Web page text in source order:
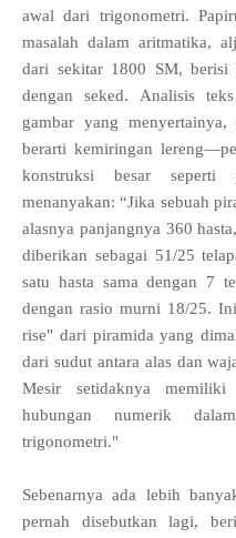
awal dari trigonometri.
masalah dalam aritmatika,
dari sekitar 1800 SM, berisi
dengan seked. Analisis
gambar yang
berarti kemiringan
konstruksi besar
menanyakan: “Jika sebuah
alasnya panjangnya 360
diberikan sebagai 51/25
satu hasta sama dengan 7
dengan rasio murni 18/25.
rise" dari piramida yang
dari sudut antara alas dan
Mesir setidaknya memiliki
hubungan numerik
trigonometri."
Sebenarnya ada lebih
pernah disebutkan lagi,